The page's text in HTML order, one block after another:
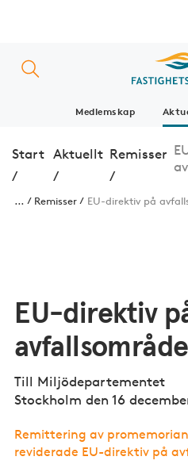
Medlemskap
Start
/
Aktuellt
/
Remisser
/
... Remisser EU-direktiv på
EU-direktiv
Till Miljödepartementet
Stockholm den 16
Remittering av
reviderade EU-direktiv på